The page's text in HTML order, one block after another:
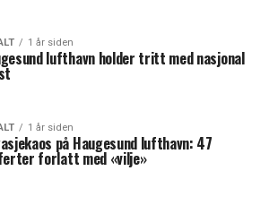
1 år siden
lufthavn holder tritt med nasjonal
1 år siden
på Haugesund lufthavn: 47
forlatt med «vilje»